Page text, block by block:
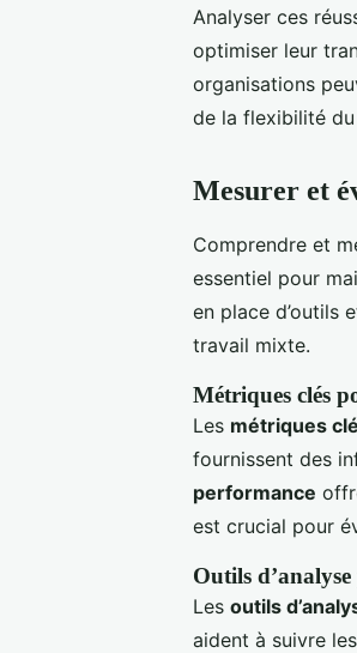
Analyser ces
optimiser leur
organisations
de la flexibilité
Mesurer et
Comprendre et
essentiel pour
en place d’outils
travail mixte.
Métriques clés
Les métriques
fournissent des
performance
est crucial pour
Outils
Les outils
aident à suivre